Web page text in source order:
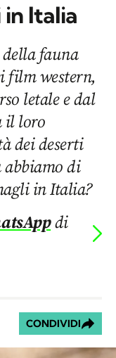
in Italia
fauna
film western,
letale e dal
il loro
dei deserti
di
in Italia?
di
CONDIVIDI